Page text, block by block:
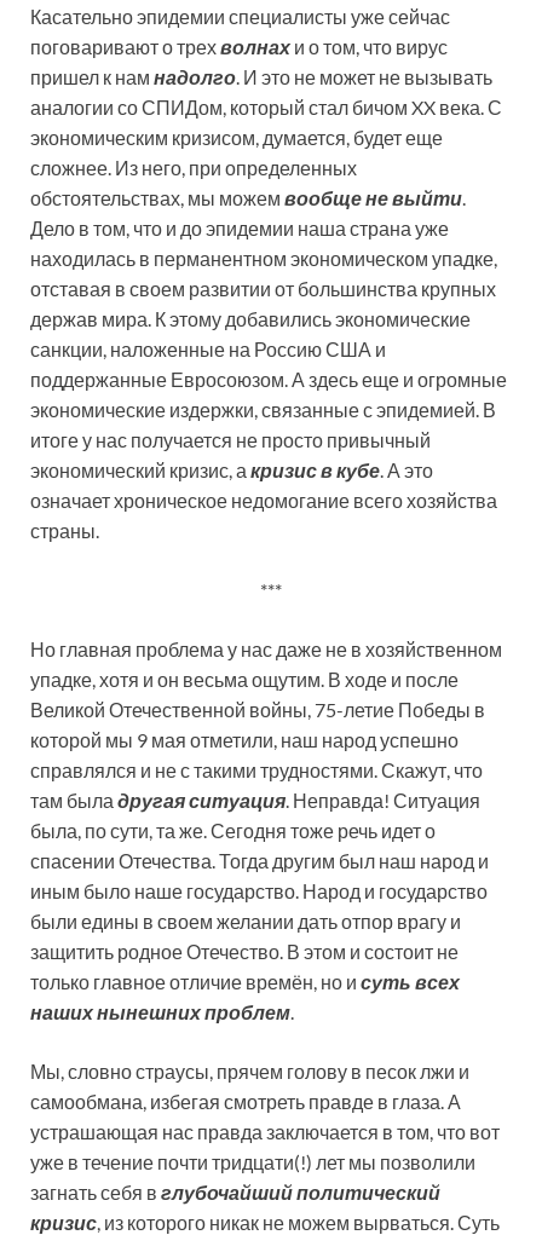
Касательно эпидемии специалисты уже сейчас
поговаривают о трехволнах и о том, что вирус
пришел к нам надолго. И это не может не вызывать
аналогии со СПИДом, который стал бичом XX века. С
экономическим кризисом, думается, будет еще
сложнее. Из него, при определенных
обстоятельствах, мы можем вообще не выйти.
Дело в том, что и до эпидемии наша страна уже
находилась в перманентном экономическом упадке,
отставая в своем развитии от большинства крупных
держав мира. К этому добавились экономические
санкции, наложенные на Россию США и
поддержанные Евросоюзом. А здесь еще и огромные
экономические издержки, связанные с эпидемией. В
итоге у нас получается не просто привычный
экономический кризис, а кризис в кубе. А это
означает хроническое недомогание всего хозяйства
страны.
***
Но главная проблема у нас даже не в хозяйственном
упадке, хотя и он весьма ощутим. В ходе и после
Великой Отечественной войны, 75-летие Победы в
которой мы 9 мая отметили, наш народ успешно
справлялся и не с такими трудностями. Скажут, что
там была другая ситуация. Неправда! Ситуация
была, по сути, та же. Сегодня тоже речь идет о
спасении Отечества. Тогда другим был наш народ и
иным было наше государство. Народ и государство
были едины в своем желании дать отпор врагу и
защитить родное Отечество. В этом и состоит не
только главное отличие времён, но и суть всех
наших нынешних проблем.
Мы, словно страусы, прячем голову в песок лжи и
самообмана, избегая смотреть правде в глаза. А
устрашающая нас правда заключается в том, что вот
уже в течение почти тридцати(!) лет мы позволили
загнать себя в глубочайший политический
кризис, из которого никак не можем вырваться. Суть